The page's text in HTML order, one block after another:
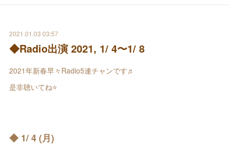
2021.01.03 03:57
◆Radio出演 2021, 1/ 4〜1/ 8
2021年新春早々Radio5連チャンです♬
是非聴いてね⭐️
◆ 1/ 4 (月)